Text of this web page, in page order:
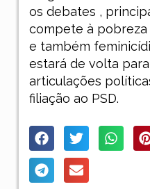
os debates ,
compete à pobreza
e também
estará de volta
articulações
filiação ao PSD.